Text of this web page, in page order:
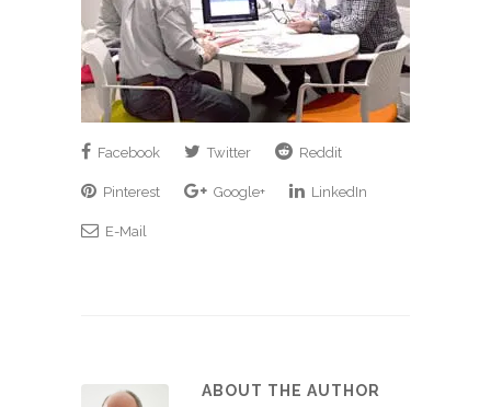
Facebook Twitter Reddit
Pinterest Google+ LinkedIn
E-Mail
ABOUT THE AUTHOR